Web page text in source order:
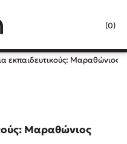
(0)
Κλείσιμο
εκπαιδευτικούς: Μαραθώνιος
Μαραθώνιος